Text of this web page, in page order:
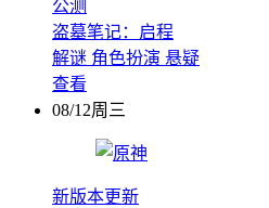
公测
盗墓笔记：启程
解谜 角色扮演 悬疑
查看
08/12周三
新版本更新